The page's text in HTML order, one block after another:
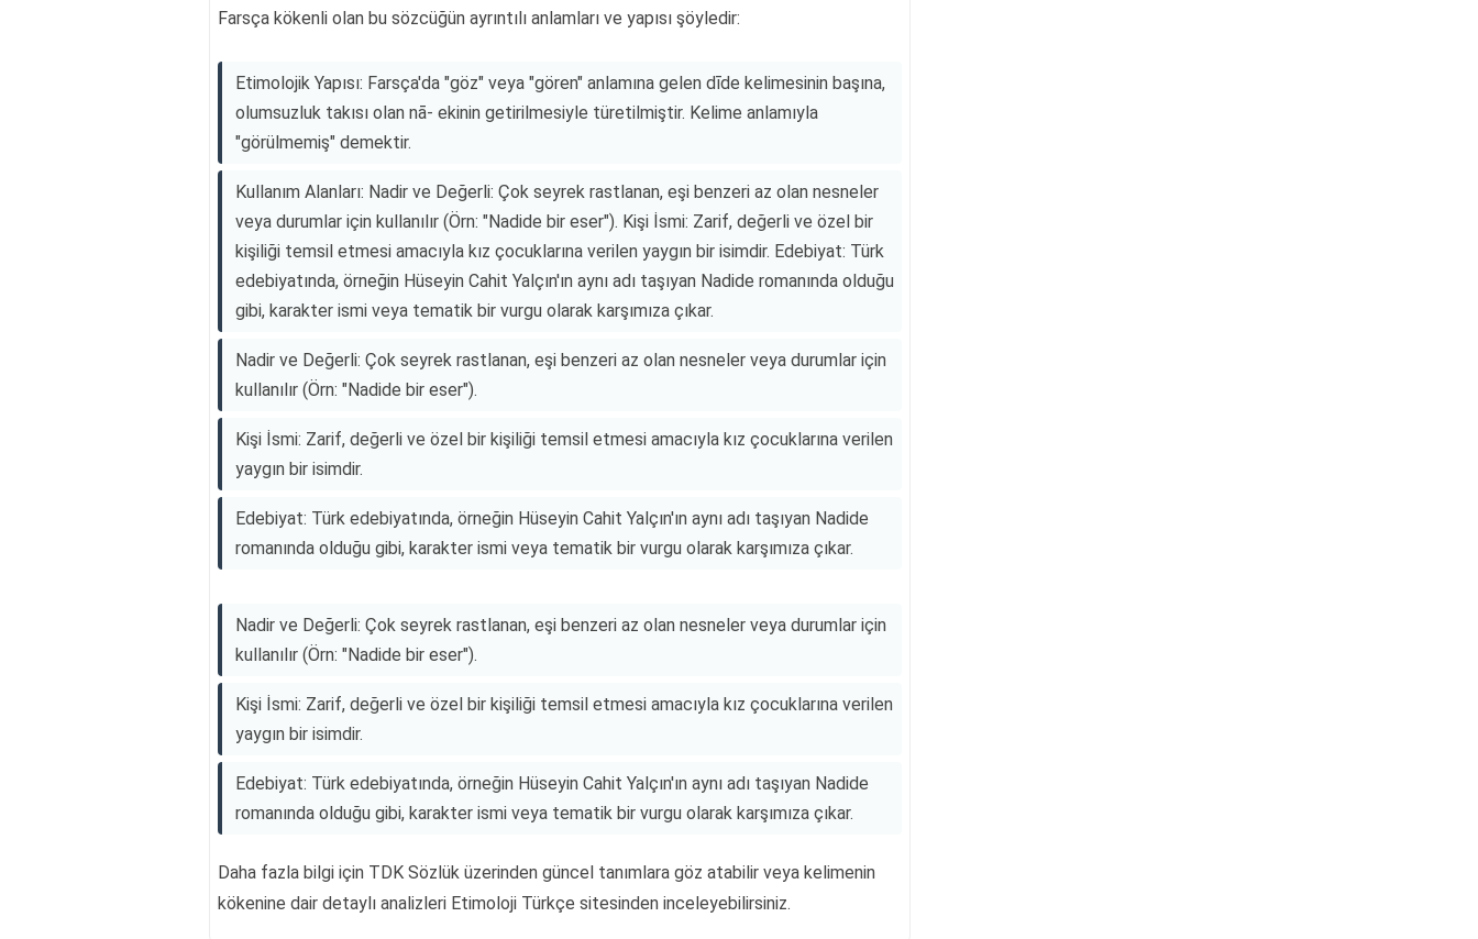
Farsça kökenli olan bu sözcüğün ayrıntılı anlamları ve yapısı şöyledir:
Etimolojik Yapısı: Farsça'da "göz" veya "gören" anlamına gelen dīde kelimesinin başına,
olumsuzluk takısı olan nā- ekinin getirilmesiyle türetilmiştir. Kelime anlamıyla
"görülmemiş" demektir.
Kullanım Alanları: Nadir ve Değerli: Çok seyrek rastlanan, eşi benzeri az olan nesneler
veya durumlar için kullanılır (Örn: "Nadide bir eser"). Kişi İsmi: Zarif, değerli ve özel bir
kişiliği temsil etmesi amacıyla kız çocuklarına verilen yaygın bir isimdir. Edebiyat: Türk
edebiyatında, örneğin Hüseyin Cahit Yalçın'ın aynı adı taşıyan Nadide romanında olduğu
gibi, karakter ismi veya tematik bir vurgu olarak karşımıza çıkar.
Nadir ve Değerli: Çok seyrek rastlanan, eşi benzeri az olan nesneler veya durumlar için
kullanılır (Örn: "Nadide bir eser").
Kişi İsmi: Zarif, değerli ve özel bir kişiliği temsil etmesi amacıyla kız çocuklarına verilen
yaygın bir isimdir.
Edebiyat: Türk edebiyatında, örneğin Hüseyin Cahit Yalçın'ın aynı adı taşıyan Nadide
romanında olduğu gibi, karakter ismi veya tematik bir vurgu olarak karşımıza çıkar.
Nadir ve Değerli: Çok seyrek rastlanan, eşi benzeri az olan nesneler veya durumlar için
kullanılır (Örn: "Nadide bir eser").
Kişi İsmi: Zarif, değerli ve özel bir kişiliği temsil etmesi amacıyla kız çocuklarına verilen
yaygın bir isimdir.
Edebiyat: Türk edebiyatında, örneğin Hüseyin Cahit Yalçın'ın aynı adı taşıyan Nadide
romanında olduğu gibi, karakter ismi veya tematik bir vurgu olarak karşımıza çıkar.
Daha fazla bilgi için TDK Sözlük üzerinden güncel tanımlara göz atabilir veya kelimenin
kökenine dair detaylı analizleri Etimoloji Türkçe sitesinden inceleyebilirsiniz.